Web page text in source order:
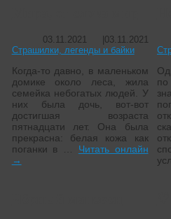
03.11.2021
03.11.2021
Страшилки, легенды и байки
Когда-то давно, в маленьком
домике около леса, жила
семейка небогатых людей. У
них была дочь, вот-вот
достигшая возраста
пятнадцати лет. Она была
прекрасна: белая кожа как
поганки в … Читать онлайн
→